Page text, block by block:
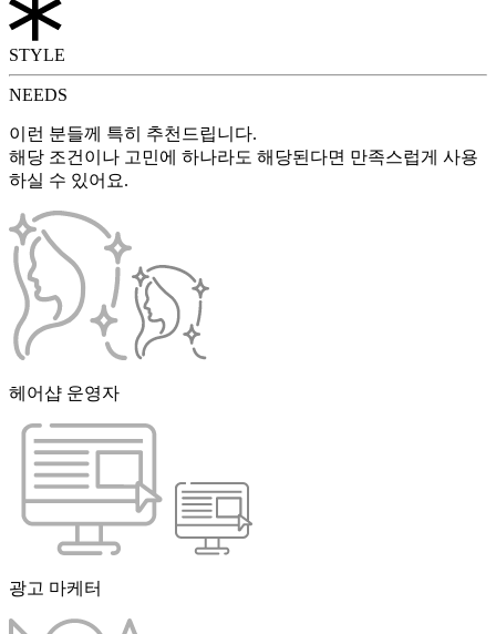
STYLE
NEEDS
이런 분들께 특히 추천드립니다.
해당 조건이나 고민에 하나라도 해당된다면 만족스럽게 사용
하실 수 있어요.
헤어샵 운영자
광고 마케터